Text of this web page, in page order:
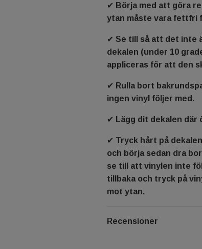
✔ Börja med att göra
ytan måste vara fettfri
✔ Se till så att det inte
dekalen (under 10
appliceras för att den
✔ Rulla bort
ingen vinyl följer med.
✔ Lägg dit dekalen där
✔ Tryck hårt på
och börja sedan dra
se till att vinylen inte
tillbaka och tryck på
mot ytan.
Recensioner